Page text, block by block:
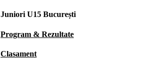
Juniori U15 București
Program & Rezultate
Clasament